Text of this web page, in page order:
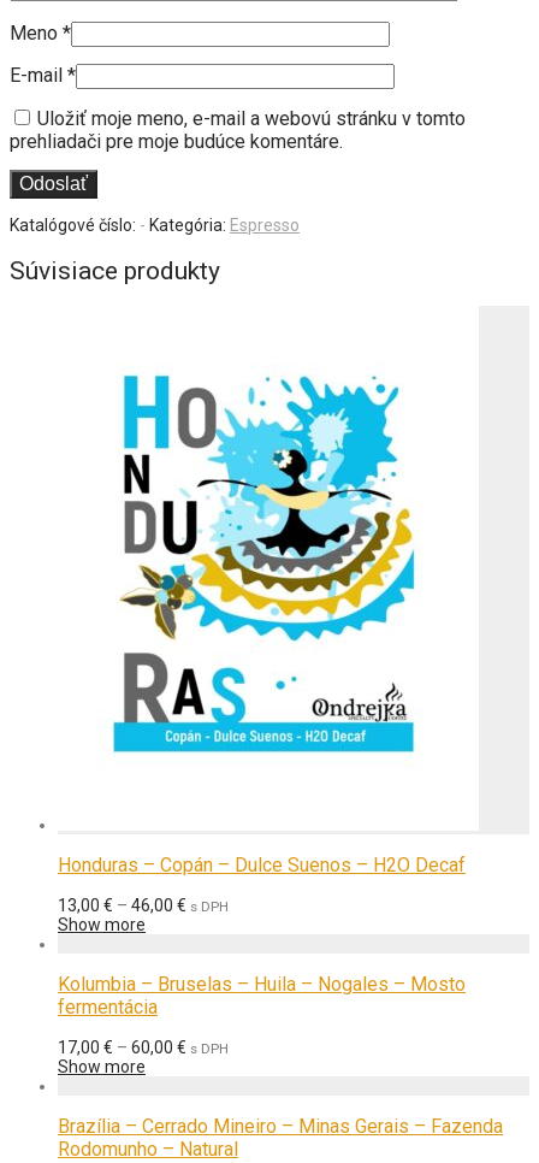
Meno *
E-mail *
Uložiť moje meno, e-mail a webovú stránku v tomto
prehliadači pre moje budúce komentáre.
Katalógové číslo: - Kategória: Espresso
Súvisiace produkty
Honduras – Copán – Dulce Suenos – H2O Decaf
13,00 € – 46,00 € Price
46,00 €
s DPH
Show more
Kolumbia – Bruselas – Huila – Nogales – Mosto
fermentácia
17,00 € – 60,00 € Price
60,00 €
s DPH
Show more
Brazília – Cerrado Mineiro – Minas Gerais – Fazenda
Rodomunho – Natural